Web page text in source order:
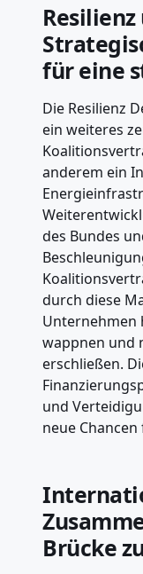
für eine
Die Resilienz
ein weiteres
anderem ein
des Bundes
durch diese
Unternehmen
wappnen und
erschließen.
und
neue
Brücke